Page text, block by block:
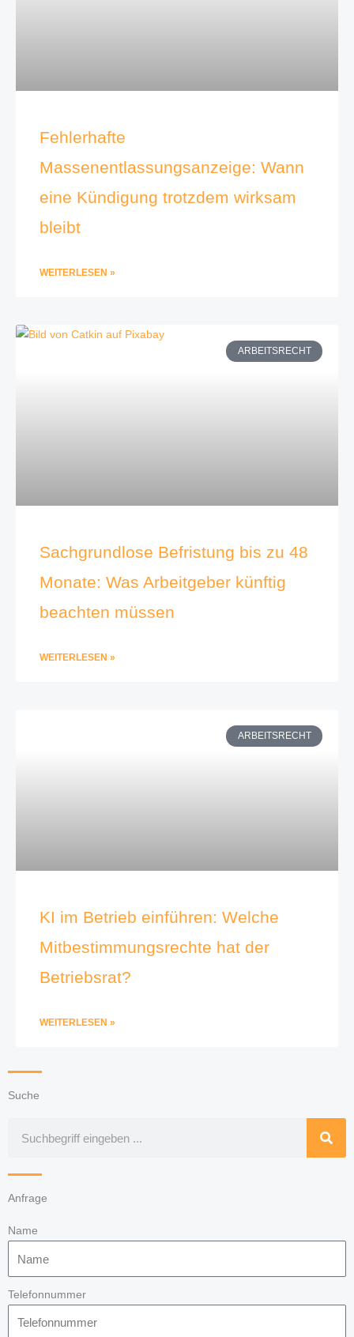
Fehlerhafte
Massenentlassungsanzeige: Wann
eine Kündigung trotzdem wirksam
bleibt
WEITERLESEN »
ARBEITSRECHT
Sachgrundlose Befristung bis zu 48
Monate: Was Arbeitgeber künftig
beachten müssen
WEITERLESEN »
ARBEITSRECHT
KI im Betrieb einführen: Welche
Mitbestimmungsrechte hat der
Betriebsrat?
WEITERLESEN »
Suche
Anfrage
Name
Telefonnummer